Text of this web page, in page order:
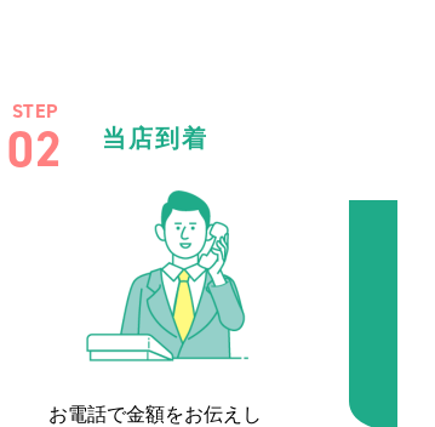
STEP
02 当店到着
お電話で金額をお伝えし